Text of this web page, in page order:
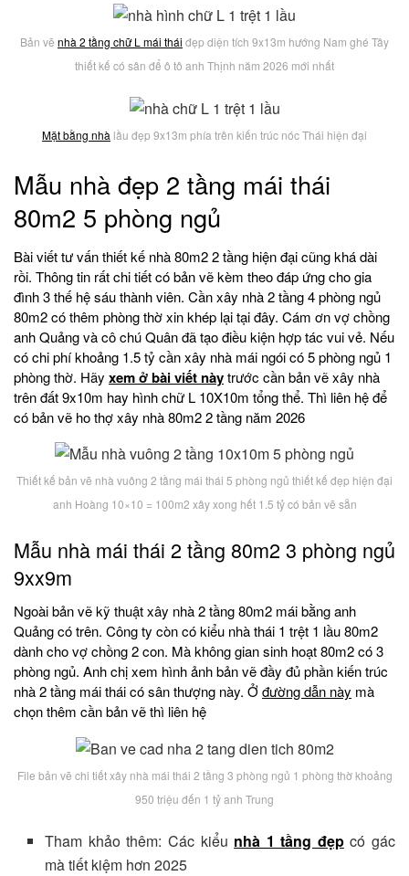
Bản vẽ nhà 2 tầng chữ L mái thái đẹp diện tích 9x13m hướng Nam ghé Tây
thiết kế có sân để ô tô anh Thịnh năm 2026 mới nhất
Mặt bằng nhà lầu đẹp 9x13m phía trên kiến trúc nóc Thái hiện đại
Mẫu nhà đẹp 2 tầng mái thái
80m2 5 phòng ngủ
Bài viết tư vấn thiết kế nhà 80m2 2 tầng hiện đại cũng khá dài
rồi. Thông tin rất chi tiết có bản vẽ kèm theo đáp ứng cho gia
đình 3 thế hệ sáu thành viên. Cần xây nhà 2 tầng 4 phòng ngủ
80m2 có thêm phòng thờ xin khép lại tại đây. Cám ơn vợ chồng
anh Quảng và cô chú Quân đã tạo điều kiện hợp tác vui vẻ. Nếu
có chi phí khoảng 1.5 tỷ cần xây nhà mái ngói có 5 phòng ngủ 1
phòng thờ. Hãy xem ở bài viết nàytrước cần bản vẽ xây nhà
trên đất 9x10m hay hình chữ L 10X10m tổng thể. Thì liên hệ để
có bản vẽ ho thợ xây nhà 80m2 2 tầng năm 2026
Thiết kế bản vẽ nhà vuông 2 tầng mái thái 5 phòng ngủ thiết kế đẹp hiện đại
anh Hoàng 10×10 = 100m2 xây xong hết 1.5 tỷ có bản vẽ sẵn
Mẫu nhà mái thái 2 tầng 80m2 3 phòng ngủ
9xx9m
Ngoài bản vẽ kỹ thuật xây nhà 2 tầng 80m2 mái bằng anh
Quảng có trên. Công ty còn có kiểu nhà thái 1 trệt 1 lầu 80m2
dành cho vợ chồng 2 con. Mà không gian sinh hoạt 80m2 có 3
phòng ngủ. Anh chị xem hình ảnh bản vẽ đầy đủ phần kiến trúc
nhà 2 tầng mái thái có sân thượng này. Ở đường dẫn này mà
chọn thêm cần bản vẽ thì liên hệ
File bản vẽ chi tiết xây nhà mái thái 2 tầng 3 phòng ngủ 1 phòng thờ khoảng
950 triệu đến 1 tỷ anh Trung
Tham khảo thêm: Các kiểu nhà 1 tầng đẹpcó gác
mà tiết kiệm hơn 2025